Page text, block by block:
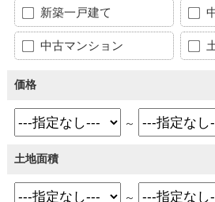
新築一戸建て
中古マンション
価格
～
土地面積
～